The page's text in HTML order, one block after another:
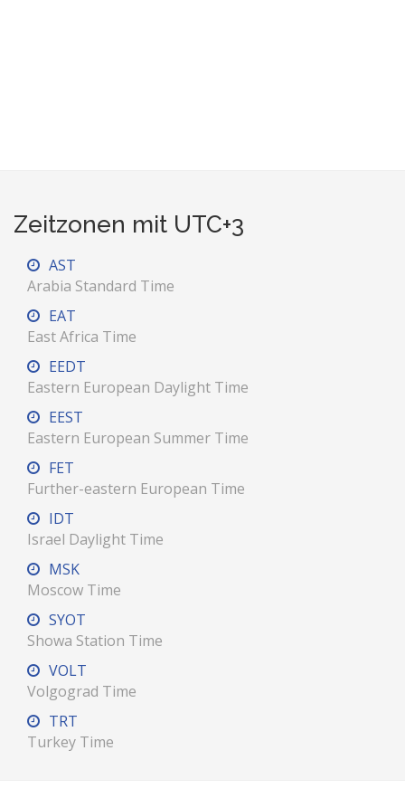
Zeitzonen mit UTC+3
AST
Arabia Standard Time
EAT
East Africa Time
EEDT
Eastern European Daylight Time
EEST
Eastern European Summer Time
FET
Further-eastern European Time
IDT
Israel Daylight Time
MSK
Moscow Time
SYOT
Showa Station Time
VOLT
Volgograd Time
TRT
Turkey Time